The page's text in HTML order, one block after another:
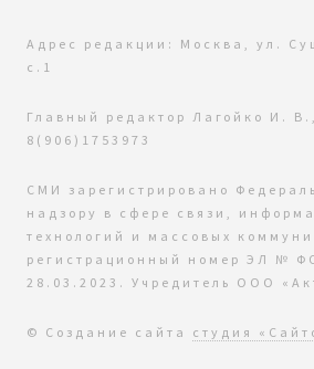
Адрес редакции: Москва, ул.
с.1
Главный редактор Лагойко И.
8(906)1753973
СМИ зарегистрировано
надзору в сфере связи,
технологий и массовых
регистрационный номер ЭЛ №
28.03.2023. Учредитель ООО
© Создание сайта студия